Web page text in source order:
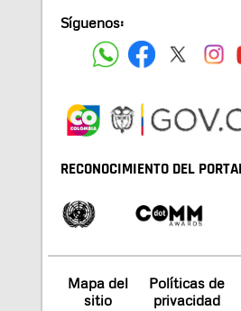
Síguenos:
RECONOCIMIENTO DEL
Mapa del
sitio
Políticas de
privacidad